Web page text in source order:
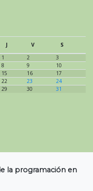
J V
S
1
2
3
8 9
10
15 16
17
22 23
24
29 30 31
la programación en